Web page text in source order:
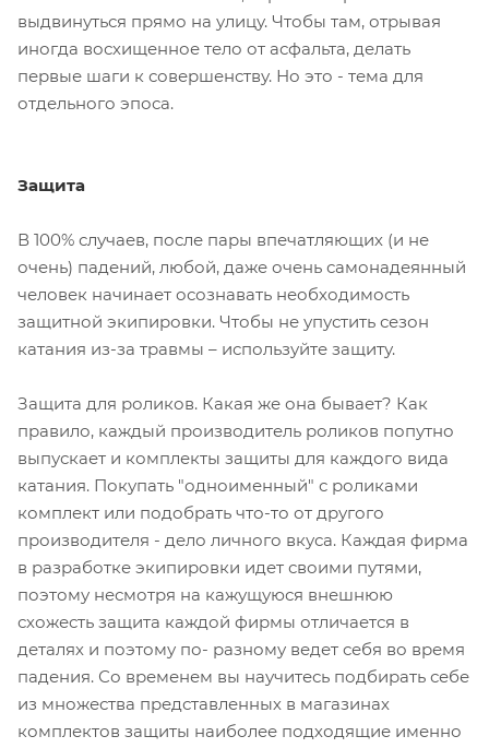
выдвинуться прямо на улицу. Чтобы там, отрывая
иногда восхищенное тело от асфальта, делать
первые шаги к совершенству. Но это - тема для
отдельного эпоса.
Защита
В 100% случаев, после пары впечатляющих (и не
очень) падений, любой, даже очень самонадеянный
человек начинает осознавать необходимость
защитной экипировки. Чтобы не упустить сезон
катания из-за травмы – используйте защиту.
Защита для роликов. Какая же она бывает? Как
правило, каждый производитель роликов попутно
выпускает и комплекты защиты для каждого вида
катания. Покупать "одноименный" с роликами
комплект или подобрать что-то от другого
производителя - дело личного вкуса. Каждая фирма
в разработке экипировки идет своими путями,
поэтому несмотря на кажущуюся внешнюю
схожесть защита каждой фирмы отличается в
деталях и поэтому по- разному ведет себя во время
падения. Со временем вы научитесь подбирать себе
из множества представленных в магазинах
комплектов защиты наиболее подходящие именно